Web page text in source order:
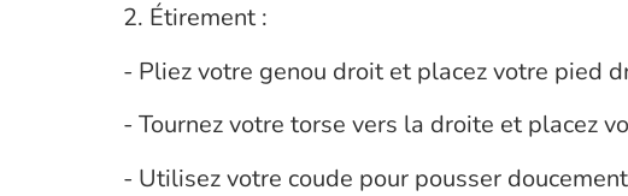
2. Étirement :
- Pliez votre genou droit et placez votre pied
- Tournez votre torse vers la droite et placez
- Utilisez votre coude pour pousser